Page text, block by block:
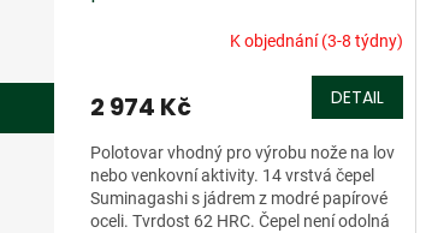
K objednání (3-8 týdny)
2 974 Kč DETAIL
Polotovar vhodný pro výrobu nože na lov
nebo venkovní aktivity. 14 vrstvá čepel
Suminagashi s jádrem z modré papírové
oceli. Tvrdost 62 HRC. Čepel není odolná